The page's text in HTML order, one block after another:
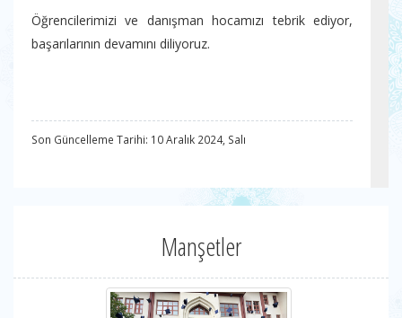
Öğrencilerimizi ve danışman hocamızı tebrik ediyor,
başarılarının devamını diliyoruz.
Son Güncelleme Tarihi: 10 Aralık 2024, Salı
Manşetler